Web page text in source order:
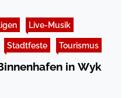
Live-Musik
Stadtfeste Tourismus
in Wyk